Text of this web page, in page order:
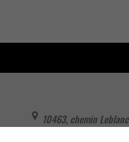
10463, chemin Leblanc